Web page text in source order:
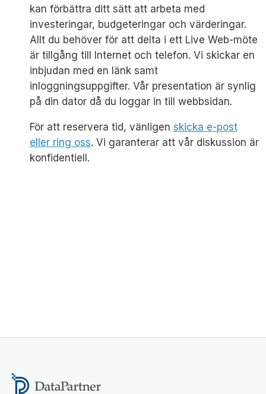
kan förbättra ditt sätt att arbeta med
investeringar, budgeteringar och värderingar.
Allt du behöver för att delta i ett Live Web-möte
är tillgång till Internet och telefon. Vi skickar en
inbjudan med en länk samt
inloggningsuppgifter. Vår presentation är synlig
på din dator då du loggar in till webbsidan.
För att reservera tid, vänligen skicka e-post
eller ring oss. Vi garanterar att vår diskussion är
konfidentiell.